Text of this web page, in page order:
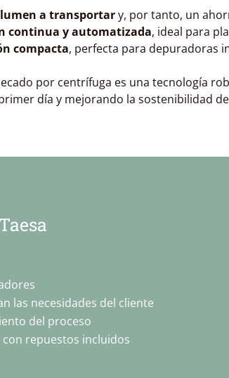
a transportary, por tanto, un
continua y automatizada, ideal para
compacta, perfecta para depuradoras
por centrífuga es una tecnología
día y mejorando la sostenibilidad
las necesidades del cliente
del proceso
repuestos incluidos